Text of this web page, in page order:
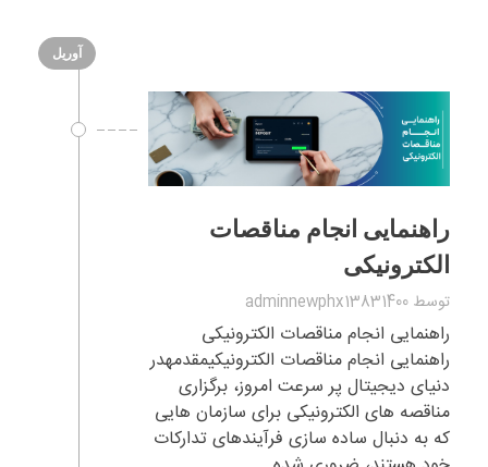
آوریل
راهنمایی انجام مناقصات
الکترونیکی
توسط adminnewphx13831400
راهنمایی انجام مناقصات الکترونیکی
راهنمایی انجام مناقصات الکترونیکیمقدمهدر
دنیای دیجیتال پر سرعت امروز، برگزاری
مناقصه های الکترونیکی برای سازمان هایی
که به دنبال ساده سازی فرآیندهای تدارکات